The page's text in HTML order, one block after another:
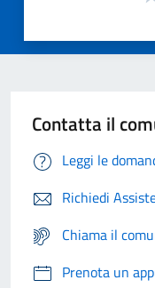
Contatta il
Leggi le
Richiedi
Chiama il
Prenota un